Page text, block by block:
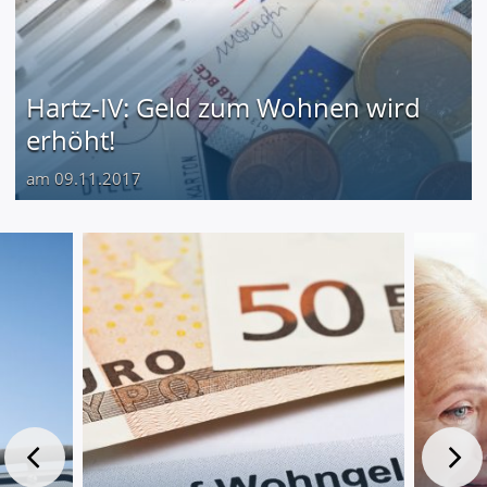
Hartz-IV: Geld zum Wohnen wird
erhöht!
am 09.11.2017